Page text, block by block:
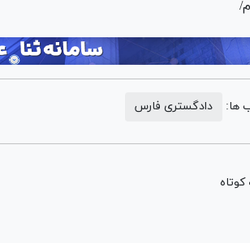
ها: دادگستری فارس